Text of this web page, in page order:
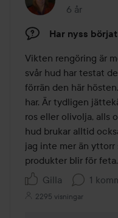
6 år
Inlägget
Har nyss
Vikten rengöring är
svår hud har testat
förrän den här
har. Är tydligen
ros eller olivolja, alls
hud brukar alltid
jag inte mer än yttorr
produkter blir för
Gilla
1
2295 visningar